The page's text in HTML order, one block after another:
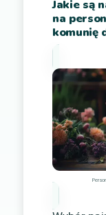
Jakie są
na
komunię